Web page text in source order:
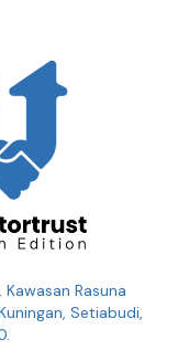
Rasuna
Setiabudi,